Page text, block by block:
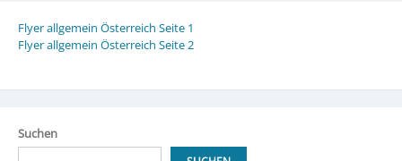
Flyer allgemein Österreich Seite 1
Flyer allgemein Österreich Seite 2
Suchen